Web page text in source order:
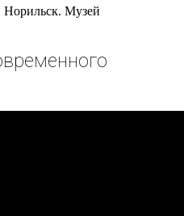
Норильск. Музей